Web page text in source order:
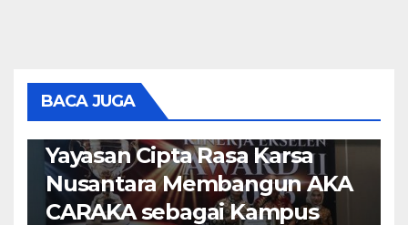
BACA JUGA
Tokoh Inspiratif 2026,
Teguhkan Komitmen
Yayasan Cipta Rasa Karsa
Nusantara Membangun AKA
CARAKA sebagai Kampus